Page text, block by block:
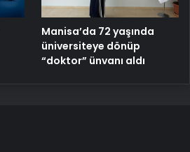
Manisa’da 72 yaşında
üniversiteye dönüp
“doktor” ünvanı aldı